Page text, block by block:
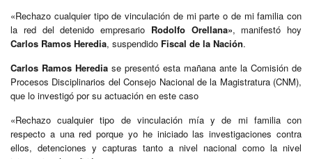
«Rechazo cualquier tipo de vinculación de mi parte o de mi familia con
la red del detenido empresario Rodolfo Orellana», manifestó hoy
Carlos Ramos Heredia, suspendido Fiscal de la Nación.
Carlos Ramos Heredia se presentó esta mañana ante la Comisión de
Procesos Disciplinarios del Consejo Nacional de la Magistratura (CNM),
que lo investigó por su actuación en este caso
«Rechazo cualquier tipo de vinculación mía y de mi familia con
respecto a una red porque yo he iniciado las investigaciones contra
ellos, detenciones y capturas tanto a nivel nacional como la nivel